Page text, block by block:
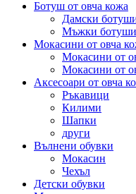
Ботуш от овча кожа
Дамски
Мъжки ботуши
Мокасини от овча
Мокасини от
Мокасини от
Аксесоари от овча
Ръкавици
Килими
Шапки
други
Вълнени обувки
Мокасин
Чехъл
Детски обувки